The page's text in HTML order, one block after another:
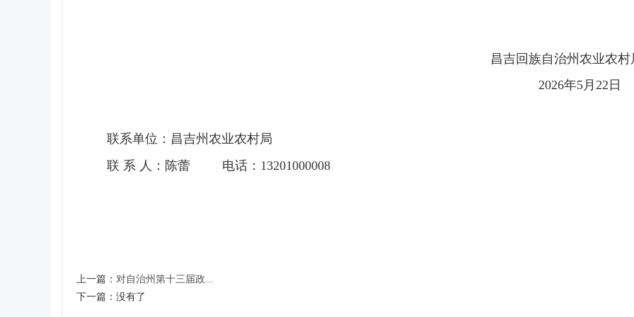
昌吉回族自治州农业农村
2026年5月22日
联系单位：昌吉州农业农村局
联 系 人：陈蕾 电话：13201000008
上一篇： 对自治州第十三届政...
下一篇： 没有了